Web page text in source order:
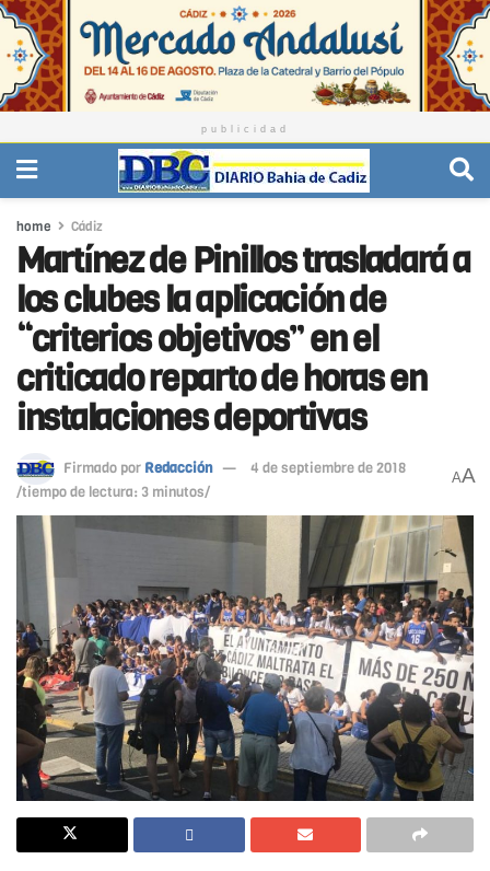
publicidad
home Cádiz
Martínez de Pinillos trasladará a
los clubes la aplicación de
“criterios objetivos” en el
criticado reparto de horas en
instalaciones deportivas
Firmado por Redacción
4 de septiembre de 2018
/tiempo de lectura: 3 minutos/
AA